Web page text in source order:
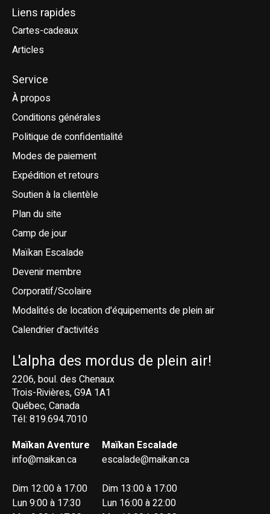
Liens rapides
Cartes-cadeaux
Articles
Service
À propos
Conditions générales
Politique de confidentialité
Modes de paiement
Expédition et retours
Soutien à la clientèle
Plan du site
Camp de jour
Maïkan Escalade
Devenir membre
Corporatif/Scolaire
Modalités de location d'équipements de plein air
Calendrier d'activités
L'alpha des mordus de plein air!
2206, boul. des Chenaux
Trois-Rivières, G9A 1A1
Québec, Canada
Tél: 819.694.7010
Maïkan Aventure
info@maikan.ca
Dim 12:00 à 17:00
Lun 9:00 à 17:30
Maïkan Escalade
escalade@maikan.ca
Dim 13:00 à 17:00
Lun 16:00 à 22:00